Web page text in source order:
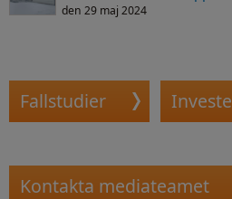
den 29 maj 2024
Fallstudier
Kontakta mediateamet